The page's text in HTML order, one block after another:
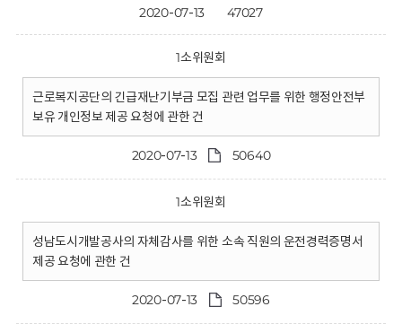
2020-07-13 47027
1소위원회
근로복지공단의 긴급재난기부금 모집 관련 업무를 위한 행정안전부
보유 개인정보 제공 요청에 관한 건
2020-07-13 50640
1소위원회
성남도시개발공사의 자체감사를 위한 소속 직원의 운전경력증명서
제공 요청에 관한 건
2020-07-13 50596